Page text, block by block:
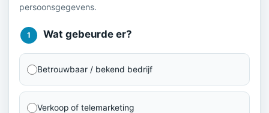
persoonsgegevens.
1 Wat gebeurde er?
Betrouwbaar / bekend bedrijf
Verkoop of telemarketing